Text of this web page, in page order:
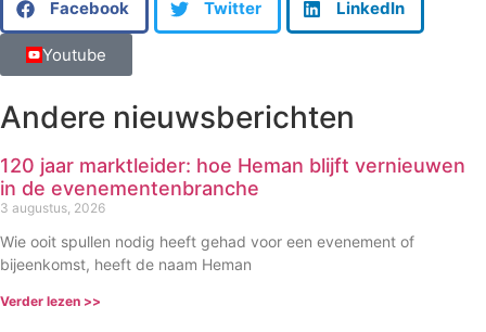
Facebook Twitter LinkedIn
Youtube
Andere nieuwsberichten
120 jaar marktleider: hoe Heman blijft vernieuwen
in de evenementenbranche
3 augustus, 2026
Wie ooit spullen nodig heeft gehad voor een evenement of
bijeenkomst, heeft de naam Heman
Verder lezen >>